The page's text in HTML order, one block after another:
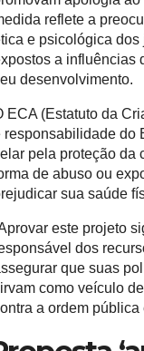
reflete a
e psicológica
a influências
desenvolvimento.
ECA (Estatuto da
responsabilidade do
pela proteção da
de abuso ou
sua saúde
este projeto
dos
que suas
como veículo
a ordem pública